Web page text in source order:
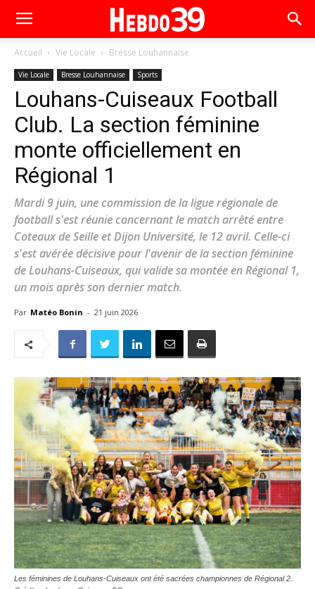
Accueil Vie Locale Bresse Louhannaise
Vie Locale Bresse Louhannaise Sports
Louhans-Cuiseaux Football
Club. La section féminine
monte officiellement en
Régional 1
Mardi 9 juin, une commission de la ligue régionale de
football s'est réunie concernant le match arrêté entre
Coteaux de Seille et Dijon Université, le 12 avril. Celle-ci
s'est avérée décisive pour l'avenir de la section féminine
de Louhans-Cuiseaux, qui valide sa montée en Régional 1,
un mois après son dernier match.
Par Matéo Bonin - 21 juin 2026
Les féminines de Louhans-Cuiseaux ont été sacrées championnes de Régional 2.